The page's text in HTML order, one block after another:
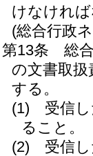
けなけれ
(総合行政
第13条
総
の文書取
する。
(1)
受信
ること。
(2)
受信